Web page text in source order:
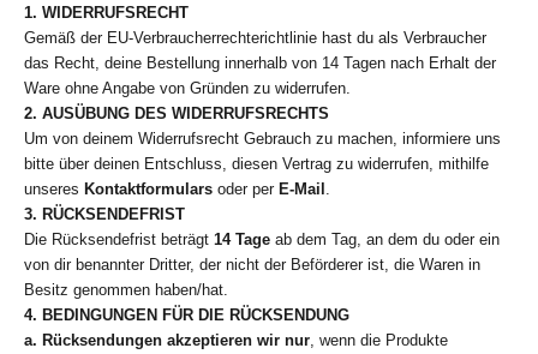
1. WIDERRUFSRECHT
Gemäß der EU-Verbraucherrechterichtlinie hast du als Verbraucher
das Recht, deine Bestellung innerhalb von 14 Tagen nach Erhalt der
Ware ohne Angabe von Gründen zu widerrufen.
2. AUSÜBUNG DES WIDERRUFSRECHTS
Um von deinem Widerrufsrecht Gebrauch zu machen, informiere uns
bitte über deinen Entschluss, diesen Vertrag zu widerrufen, mithilfe
unseres Kontaktformulars oder perE-Mail
3. RÜCKSENDEFRIST
Die Rücksendefrist beträgt 14 Tage ab dem Tag, an dem du oder ein
von dir benannter Dritter, der nicht der Beförderer ist, die Waren in
Besitz genommen haben/hat.
4. BEDINGUNGEN FÜR DIE RÜCKSENDUNG
a. Rücksendungen akzeptieren wir nur , wenn die Produkte